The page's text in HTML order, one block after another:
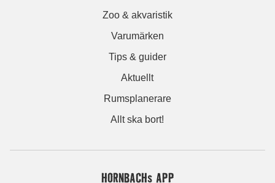
Zoo & akvaristik
Varumärken
Tips & guider
Aktuellt
Rumsplanerare
Allt ska bort!
HORNBACHs APP